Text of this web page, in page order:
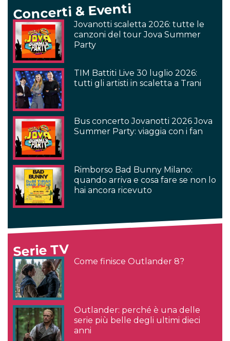
Concerti & Eventi
Jovanotti scaletta 2026: tutte le
canzoni del tour Jova Summer
Party
TIM Battiti Live 30 luglio 2026:
tutti gli artisti in scaletta a Trani
Bus concerto Jovanotti 2026 Jova
Summer Party: viaggia con i fan
Rimborso Bad Bunny Milano:
quando arriva e cosa fare se non lo
hai ancora ricevuto
Serie TV
Come finisce Outlander 8?
Outlander: perché è una delle
serie più belle degli ultimi dieci
anni